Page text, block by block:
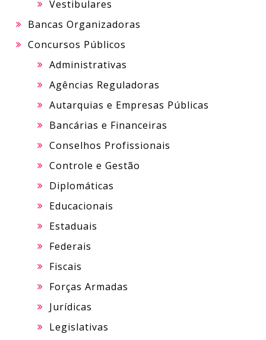
Vestibulares
Bancas Organizadoras
Concursos Públicos
Administrativas
Agências Reguladoras
Autarquias e Empresas Públicas
Bancárias e Financeiras
Conselhos Profissionais
Controle e Gestão
Diplomáticas
Educacionais
Estaduais
Federais
Fiscais
Forças Armadas
Jurídicas
Legislativas